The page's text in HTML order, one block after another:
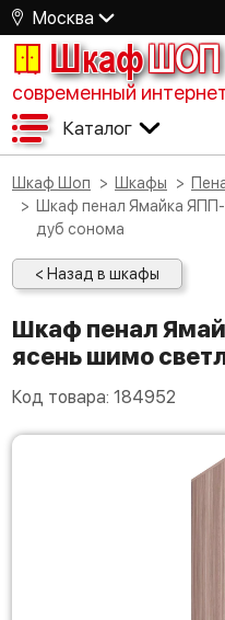
Москва
ШкафШОП
современный
Каталог
Шкаф Шоп Шкафы
Шкаф пенал Ямайка ЯПП-1 в спальню ясень шимо светлый/
дуб сонома
< Назад в шкафы
Шкаф пенал Ямайка ЯПП-1 в спальню
ясень шимо
Код товара: 184952